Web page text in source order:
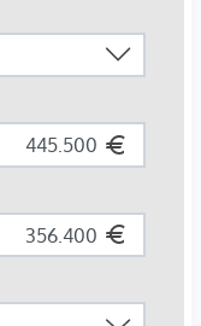
oder
Credit Broker
externen